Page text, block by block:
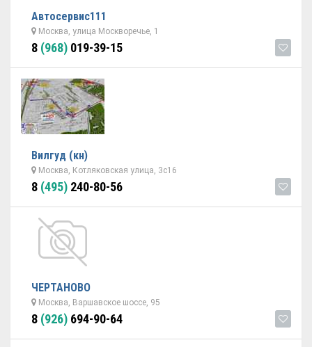
Автосервис111
Москва, улица Москворечье, 1
8 (968) 019-39-15
Вилгуд (кн)
Москва, Котляковская улица, 3с16
8 (495) 240-80-56
ЧЕРТАНОВО
Москва, Варшавское шоссе, 95
8 (926) 694-90-64